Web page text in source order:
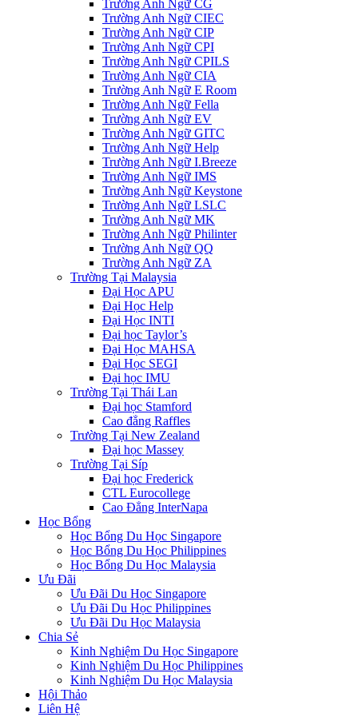
Trường Anh Ngữ CG
Trường Anh Ngữ CIEC
Trường Anh Ngữ CIP
Trường Anh Ngữ CPI
Trường Anh Ngữ CPILS
Trường Anh Ngữ CIA
Trường Anh Ngữ E Room
Trường Anh Ngữ Fella
Trường Anh Ngữ EV
Trường Anh Ngữ GITC
Trường Anh Ngữ Help
Trường Anh Ngữ I.Breeze
Trường Anh Ngữ IMS
Trường Anh Ngữ Keystone
Trường Anh Ngữ LSLC
Trường Anh Ngữ MK
Trường Anh Ngữ Philinter
Trường Anh Ngữ QQ
Trường Anh Ngữ ZA
Trường Tại Malaysia
Đại Học APU
Đại Học Help
Đại Học INTI
Đại học Taylor’s
Đại Học MAHSA
Đại Học SEGI
Đại học IMU
Trường Tại Thái Lan
Đại học Stamford
Cao đẳng Raffles
Trường Tại New Zealand
Đại học Massey
Trường Tại Síp
Đại học Frederick
CTL Eurocollege
Cao Đẳng InterNapa
Học Bổng
Học Bổng Du Học Singapore
Học Bổng Du Học Philippines
Học Bổng Du Học Malaysia
Ưu Đãi
Ưu Đãi Du Học Singapore
Ưu Đãi Du Học Philippines
Ưu Đãi Du Học Malaysia
Chia Sẻ
Kinh Nghiệm Du Học Singapore
Kinh Nghiệm Du Học Philippines
Kinh Nghiệm Du Học Malaysia
Hội Thảo
Liên Hệ